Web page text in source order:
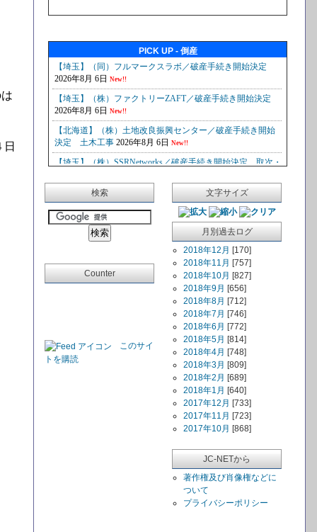
PICK UP - 倒産
検索
Counter
このサイ
トを購読
文字サイズ
月別過去ログ
2018年12月 [170]
2018年11月 [757]
2018年10月 [827]
2018年9月 [656]
2018年8月 [712]
2018年7月 [746]
2018年6月 [772]
2018年5月 [814]
2018年4月 [748]
2018年3月 [809]
2018年2月 [689]
2018年1月 [640]
2017年12月 [733]
2017年11月 [723]
2017年10月 [868]
JC-NETから
著作権及び肖像権などに
ついて
プライバシーポリシー